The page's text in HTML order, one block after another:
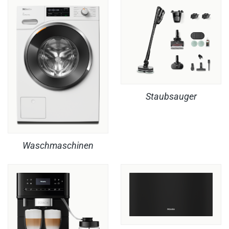
Waschmaschinen
Staubsauger